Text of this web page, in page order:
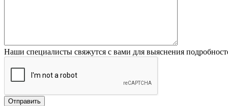
Наши специалисты свяжутся с вами для выяснения